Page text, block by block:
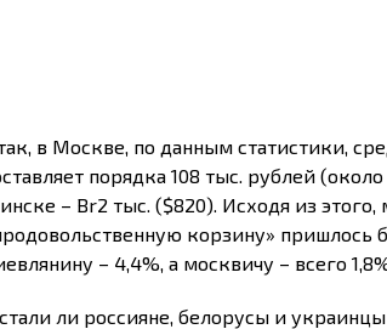
в Москве, по данным статистики,
порядка 108 тыс. рублей
– Br2 тыс. ($820). Исходя из
корзину» пришлось
– 4,4%, а москвичу – всего
ли россияне, белорусы и